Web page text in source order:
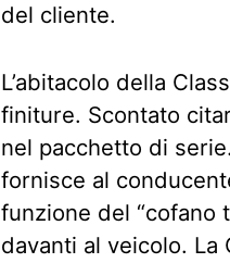
del cliente.
L’abitacolo della
finiture. Scontato
nel pacchetto di
fornisce al
funzione del “cofano
davanti al veicolo.